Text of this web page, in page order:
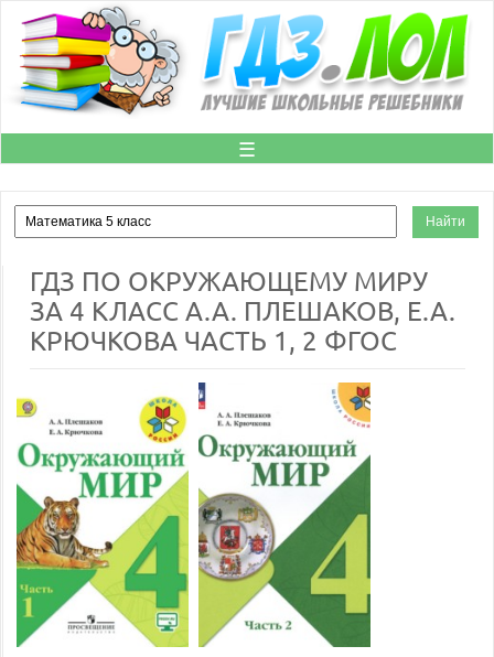
☰
ГДЗ ПО ОКРУЖАЮЩЕМУ МИРУ
ЗА 4 КЛАСС А.А. ПЛЕШАКОВ, Е.А.
КРЮЧКОВА ЧАСТЬ 1, 2 ФГОС